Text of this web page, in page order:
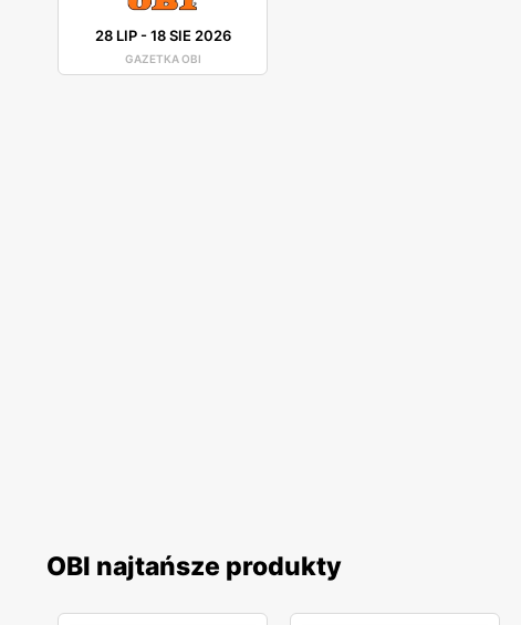
28 LIP-18 SIE 2026
GAZETKA OBI
OBI najtańsze produkty